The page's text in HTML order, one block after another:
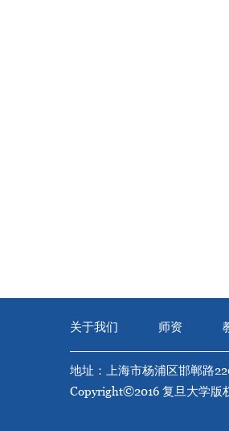
关于我们 师资
地址：上海市杨浦区邯郸路
Copyright©2016 复旦大学版